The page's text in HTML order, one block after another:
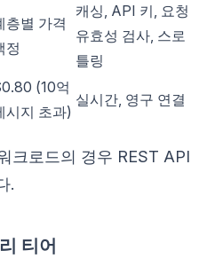
층별 가격
정
캐싱, API 키, 요청
유효성 검사, 스로
틀링
(10억
시지 초과)
실시간, 영구 연결
크로드의 경우 REST API
.
티어